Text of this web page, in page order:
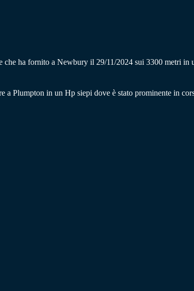
ha fornito a Newbury il 29/11/2024 sui 3300 metri
Plumpton in un Hp siepi dove è stato prominente in